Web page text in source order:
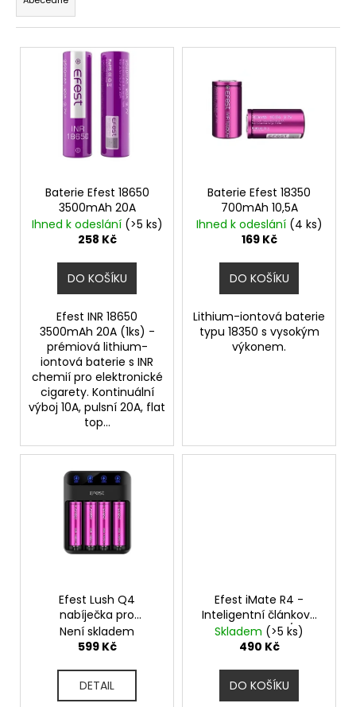
e
n
íV
Baterie Efest 18650
3500mAh 20A
Ihned k odeslání (>5 ks)
258 Kč
DO KOŠÍKU
Efest INR 18650
3500mAh 20A (1ks) -
prémiová lithium-
iontová baterie s INR
chemií pro elektronické
cigarety. Kontinuální
výboj 10A, pulsní 20A, flat
top...
Baterie Efest 18350
700mAh 10,5A
Ihned k odeslání (4 ks)
169 Kč
DO KOŠÍKU
Lithium-iontová baterie
typu 18350 s vysokým
výkonem.
Efest Lush Q4
nabíječka pro
monočlánky 1 ks
Není skladem
599 Kč
DETAIL
Efest iMate R4 -
Inteligentní článková
nabíječka - AC/USB
Skladem (>5 ks)
490 Kč
DO KOŠÍKU
a
j
HLEDAT
e
PŘEDNAPLNĚNÁ